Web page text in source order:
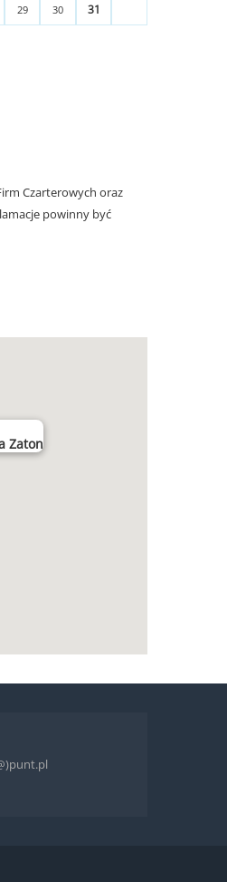
29 30 31
Czarterowych oraz
powinny być
Zaton